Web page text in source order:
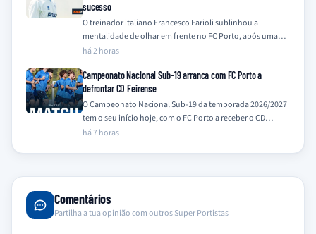
sucesso
O treinador italiano Francesco Farioli sublinhou a
mentalidade de olhar em frente no FC Porto, após uma
temporada de 2025/26 coroada com…
há 2 horas
Campeonato Nacional Sub-19 arranca com FC Porto a
defrontar CD Feirense
O Campeonato Nacional Sub-19 da temporada 2026/2027
tem o seu início hoje, com o FC Porto a receber o CD
Feirense no…
há 7 horas
Comentários
Partilha a tua opinião com outros Super Portistas